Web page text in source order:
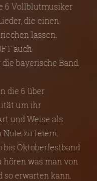
6 Vollblutmusiker
die einen
lassen.
auch
bayerische Band.
die 6 über
um ihr
und Weise als
zu feiern.
bis Oktoberfestband
was man von
erwarten kann.